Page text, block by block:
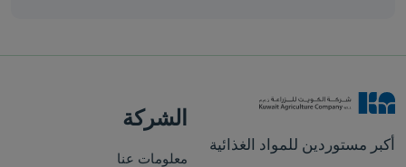
أكبر مستوردين للمواد الغذائية
الشركة
معلومات عنا